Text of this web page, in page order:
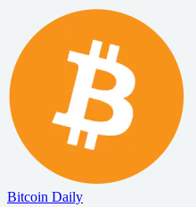
Bitcoin Daily